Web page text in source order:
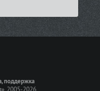
поддержка
, 2005-2026